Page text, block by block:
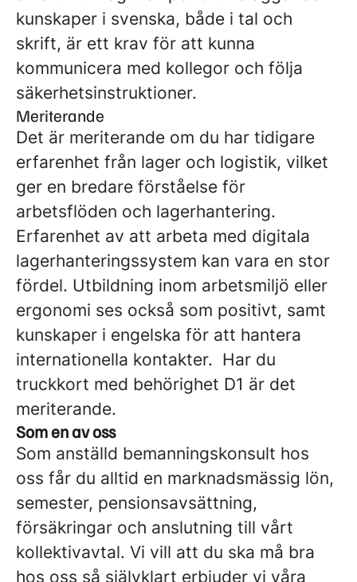
kunskaper i svenska, både i tal och
skrift, är ett krav för att kunna
kommunicera med kollegor och följa
säkerhetsinstruktioner.
Meriterande
Det är meriterande om du har tidigare
erfarenhet från lager och logistik, vilket
ger en bredare förståelse för
arbetsflöden och lagerhantering.
Erfarenhet av att arbeta med digitala
lagerhanteringssystem kan vara en stor
fördel. Utbildning inom arbetsmiljö eller
ergonomi ses också som positivt, samt
kunskaper i engelska för att hantera
internationella kontakter. Har du
truckkort med behörighet D1 är det
meriterande.
Som en av oss
Som anställd bemanningskonsult hos
oss får du alltid en marknadsmässig lön,
semester, pensionsavsättning,
försäkringar och anslutning till vårt
kollektivavtal. Vi vill att du ska må bra
hos oss så självklart erbjuder vi våra